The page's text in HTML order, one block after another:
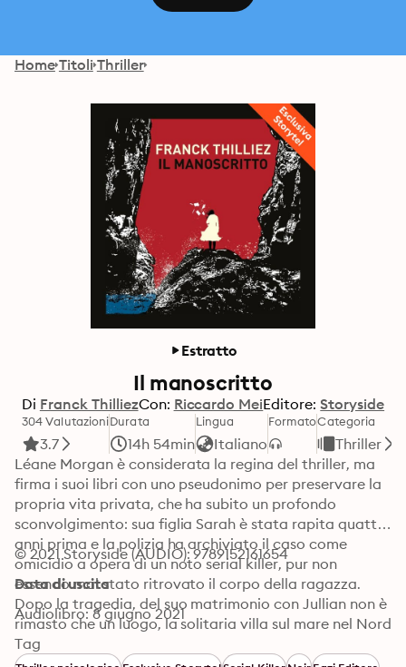
Home Titoli Thriller
Estratto
Il manoscritto
Di Franck ThilliezCon: Riccardo MeiEditore: Storyside
304 Valutazioni
3.7
Durata
14h 54min
Lingua
Italiano
FormatoCategoria
Thriller
Léane Morgan è considerata la regina del thriller, ma
firma i suoi libri con uno pseudonimo per preservare la
propria vita privata, che ha subito un profondo
sconvolgimento: sua figlia Sarah è stata rapita quattro
anni prima e la polizia ha archiviato il caso come
omicidio a opera di un noto serial killer, pur non
essendo mai stato ritrovato il corpo della ragazza.
Dopo la tragedia, del suo matrimonio con Jullian non è
rimasto che un luogo, la solitaria villa sul mare nel Nord
della Francia che Léane ha ormai abbandonato da
tempo; ma quando il marito viene brutalmente
© 2021 Storyside (AUDIO): 9789152161654
Data di uscita
Audiolibro: 8 giugno 2021
Tag